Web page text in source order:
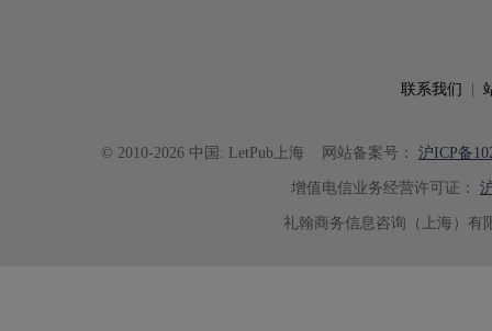
联系我们
© 2010-2026 中国: LetPub上海 网站备案号： 沪ICP备
增值电信业务经营许可证：
礼翰商务信息咨询（上海）